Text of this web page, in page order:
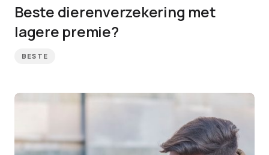
Beste dierenverzekering met
lagere premie?
BESTE